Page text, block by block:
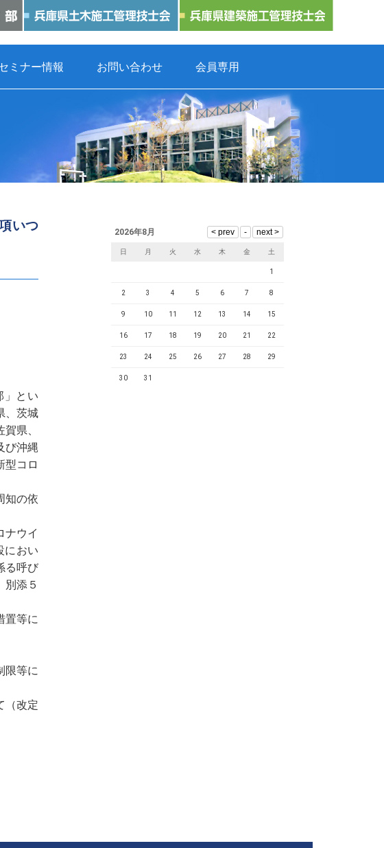
ミナー情報 お問い合わせ 会員専用
いつ
」とい
、茨城
県、
び沖縄
型コロ
知の依
ナウイ
におい
る呼び
別添５
置等に
限等に
（改定
2026年8月
日 月 火 水 木 金 土
1
2 3 4 5 6 7 8
9 10 11 12 13 14 15
16 17 18 19 20 21 22
23 24 25 26 27 28 29
30 31